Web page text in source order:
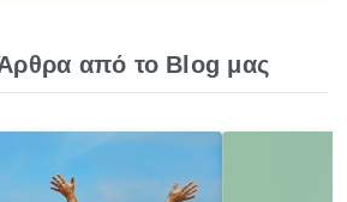
από το Blog μας